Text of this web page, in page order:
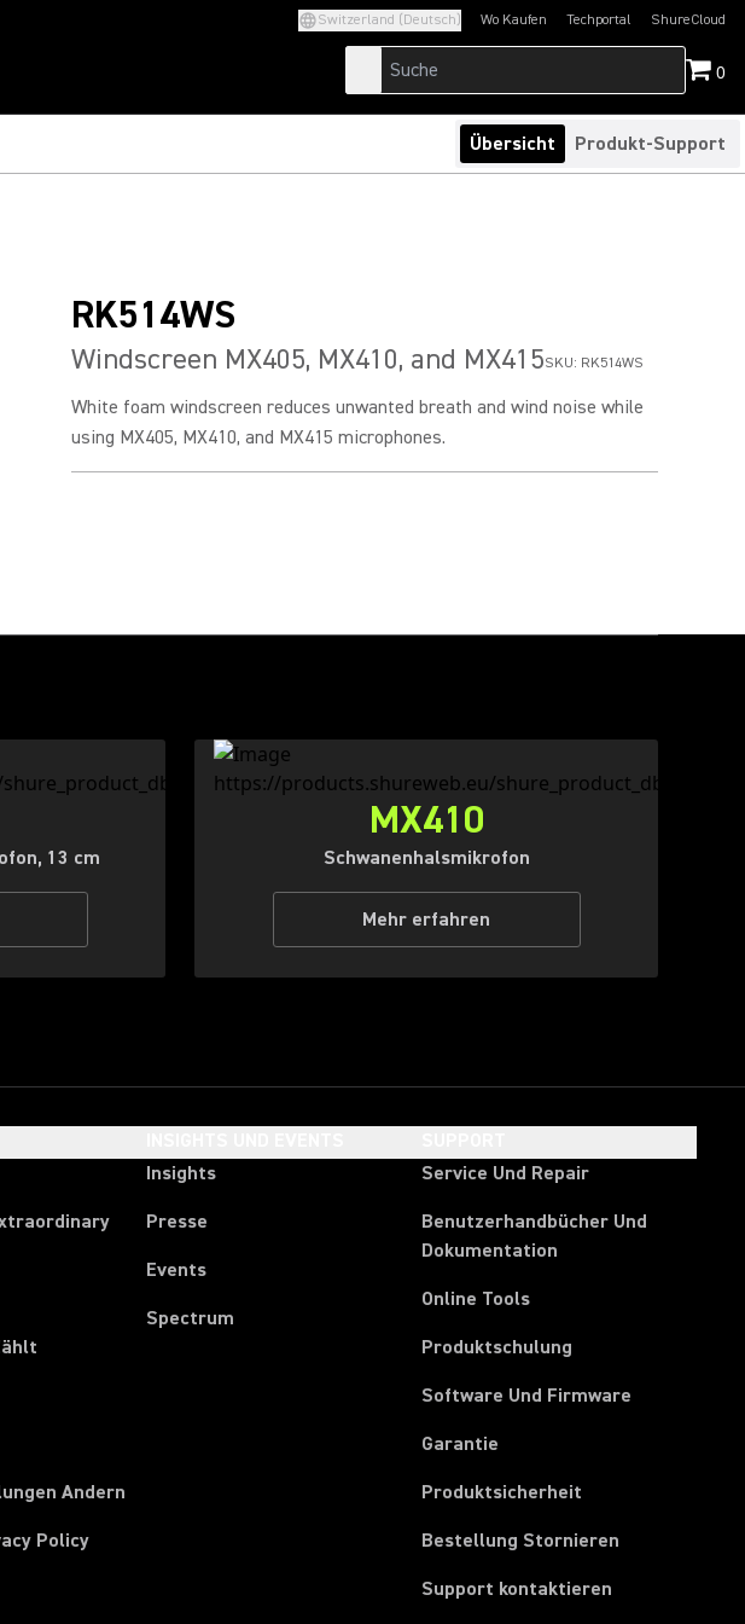
Switzerland (Deutsch) Wo Kaufen Techportal
(Opens in a new tab)ShureCloud
(Opens in a new
0
Übersicht Produkt-Support
RK514WS
Windscreen MX405, MX410, and MX415SKU: RK514WS
White foam windscreen reduces unwanted breath and wind noise while
using MX405, MX410, and MX415 microphones.
13 cm
MX410
Schwanenhalsmikrofon
Mehr erfahren
Andern
Policy
Insights
Presse
Events
Spectrum
Service Und Repair
Benutzerhandbücher Und
Dokumentation
Online Tools
Produktschulung
Software Und Firmware
Garantie
Produktsicherheit
Bestellung Stornieren
Support kontaktieren